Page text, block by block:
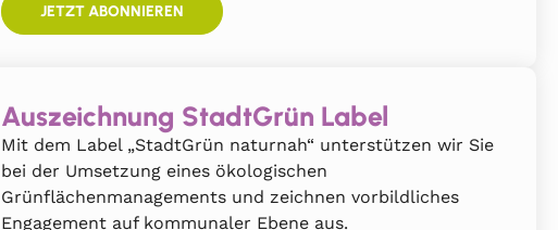
JETZT ABONNIEREN
Auszeichnung StadtGrün Label
Mit dem Label „StadtGrün naturnah“ unterstützen wir Sie
bei der Umsetzung eines ökologischen
Grünflächenmanagements und zeichnen vorbildliches
Engagement auf kommunaler Ebene aus.